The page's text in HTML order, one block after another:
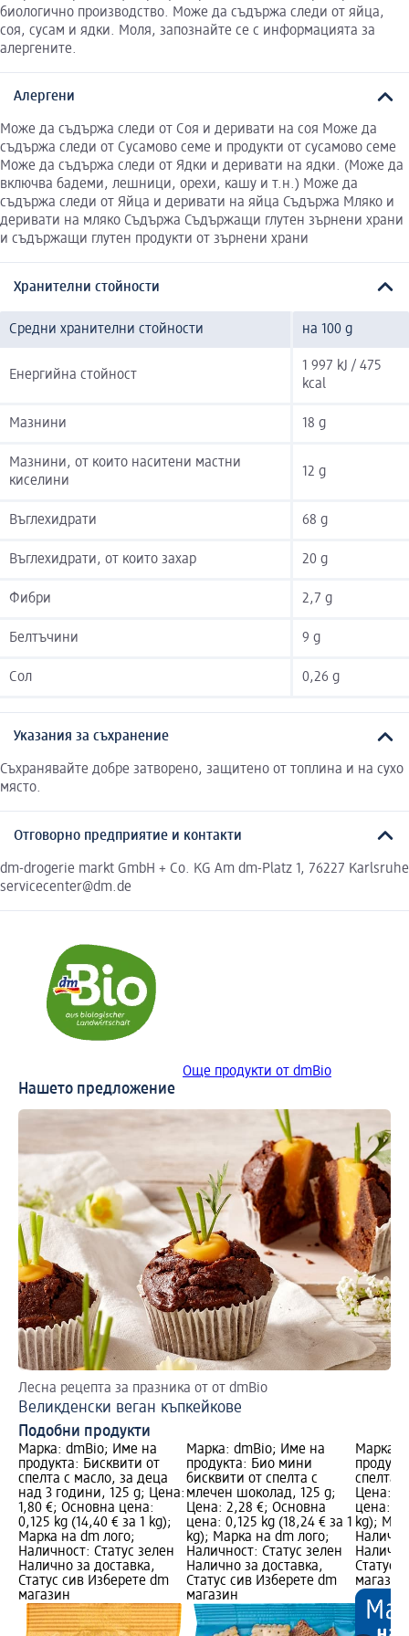
биологично производство. Може да съдържа следи от яйца,
соя, сусам и ядки. Моля, запознайте се с информацията за
алергените.
Алергени
Може да съдържа следи от Соя и деривати на соя Може да
съдържа следи от Сусамово семе и продукти от сусамово семе
Може да съдържа следи от Ядки и деривати на ядки. (Може да
включва бадеми, лешници, орехи, кашу и т.н.) Може да
съдържа следи от Яйца и деривати на яйца Съдържа Мляко и
деривати на мляко Съдържа Съдържащи глутен зърнени храни
и съдържащи глутен продукти от зърнени храни
Хранителни стойности
Средни хранителни стойности на 100 g
Енергийна стойност
1 997 kJ / 475
kcal
Мазнини 18 g
Мазнини, от които наситени мастни
киселини
12 g
Въглехидрати 68 g
Въглехидрати, от които захар 20 g
Фибри 2,7 g
Белтъчини 9 g
Сол 0,26 g
Указания за съхранение
Съхранявайте добре затворено, защитено от топлина и на сухо
място.
Отговорно предприятие и контакти
dm-drogerie markt GmbH + Co. KG Am dm-Platz 1, 76227 Karlsruhe
servicecenter@dm.de
Още продукти от dmBio
Нашето предложение
Лесна рецепта за празника от от dmBio
Великденски веган къпкейкове
Подобни продукти
Марка: dmBio; Име на
продукта: Бисквити от
спелта с масло, за деца
над 3 години, 125 g; Цена:
1,80 €; Основна цена:
0,125 kg (14,40 € за 1 kg);
Марка на dm лого;
Наличност: Статус зелен
Налично за доставка,
Статус сив Изберете dm
магазин
Марка: dmBio; Име на
продукта: Био мини
бисквити от спелта с
млечен шоколад, 125 g;
Цена: 2,28 €; Основна
цена: 0,125 kg (18,24 € за 1
kg); Марка на dm лого;
Наличност: Статус зелен
Налично за доставка,
Статус сив Изберете dm
магазин
Марка:
спелта
Цена:
цена:
kg);
Статус
магазин